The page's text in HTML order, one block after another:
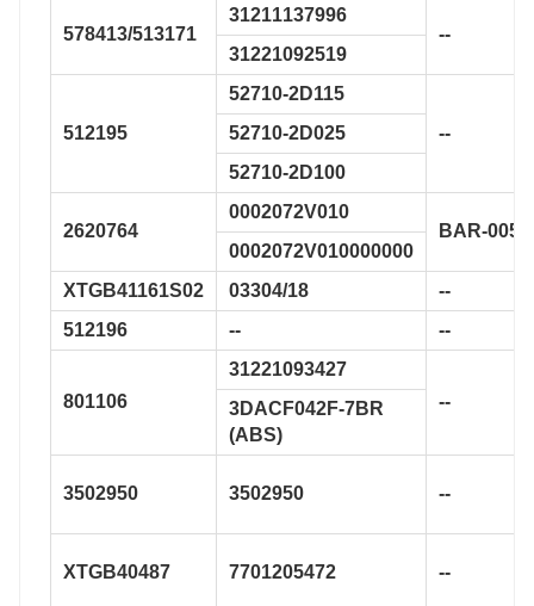
578413/513171
31211137996
--
31221092519
512195
52710-2D115
--
52710-2D025
52710-2D100
2620764
0002072V010
BAR-0051
0002072V010000000
XTGB41161S02
03304/18
--
512196
-- --
801106
31221093427
--
3DACF042F-7BR
(ABS)
3502950 3502950 --
XTGB40487 7701205472 --